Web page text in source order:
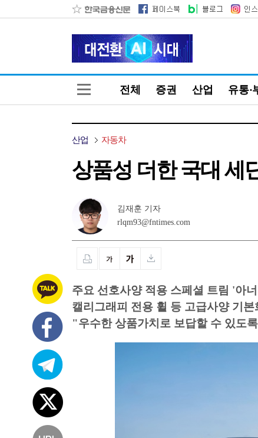
전체 증권 산업 유통·
산업 자동차
상품성 더한 국대 세
김재훈 기자
rlqm93@fntimes.com
주요 선호사양 적용 스페셜 트림 '아
캘리그래피 전용 휠 등 고급사양 기본
"우수한 상품가치로 보답할 수 있도